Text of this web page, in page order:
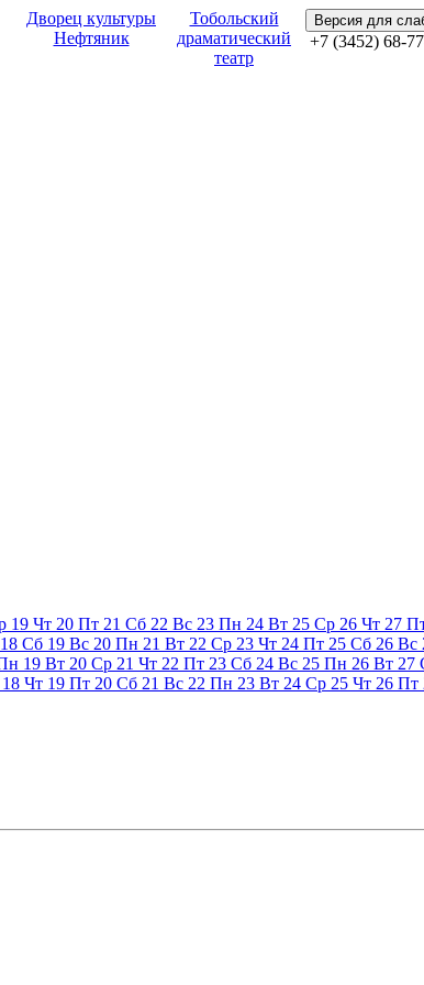
Дворец культуры
Нефтяник
Тобольский
драматический
театр
Версия для
+7 (3452) 68-
19 Чт 20 Пт 21 Сб 22 Вс 23 Пн 24 Вт 25 Ср 26 Чт 27
18 Сб 19 Вс 20 Пн 21 Вт 22 Ср 23 Чт 24 Пт 25 Сб 26 Вс
19 Вт 20 Ср 21 Чт 22 Пт 23 Сб 24 Вс 25 Пн 26 Вт 27
18 Чт 19 Пт 20 Сб 21 Вс 22 Пн 23 Вт 24 Ср 25 Чт 26 Пт